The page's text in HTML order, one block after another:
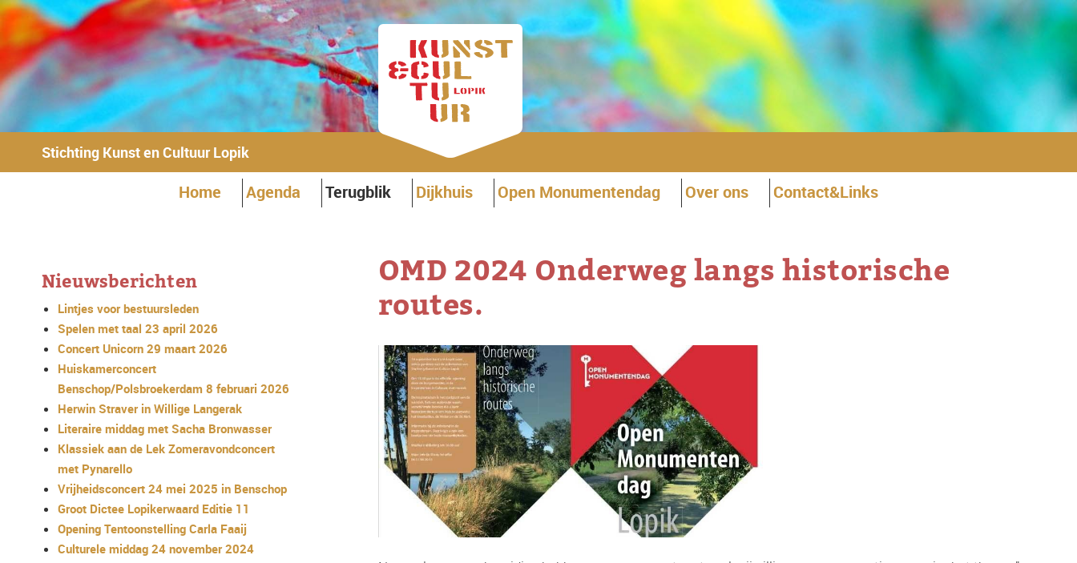
Stichting Kunst en Cultuur Lopik
Home Agenda Terugblik Dijkhuis Open Monumentendag Over ons Contact&Links
Nieuwsberichten
Lintjes voor bestuursleden
Spelen met taal 23 april 2026
Concert Unicorn 29 maart 2026
Huiskamerconcert
Benschop/Polsbroekerdam 8 februari 2026
Herwin Straver in Willige Langerak
Literaire middag met Sacha Bronwasser
Klassiek aan de Lek Zomeravondconcert
met Pynarello
Vrijheidsconcert 24 mei 2025 in Benschop
Groot Dictee Lopikerwaard Editie 11
Opening Tentoonstelling Carla Faaij
Culturele middag 24 november 2024
OMD 2024 Onderweg langs historische
routes.